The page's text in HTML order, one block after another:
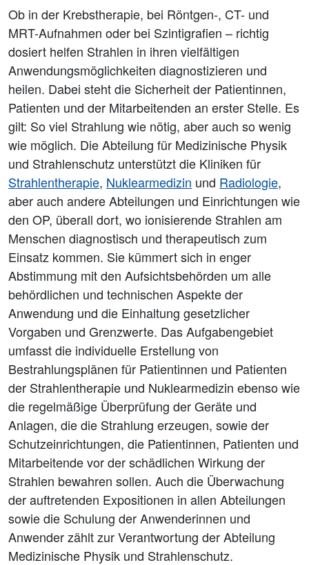
Ob in der Krebstherapie, bei Röntgen-, CT- und
MRT-Aufnahmen oder bei Szintigrafien – richtig
dosiert helfen Strahlen in ihren vielfältigen
Anwendungsmöglichkeiten diagnostizieren und
heilen. Dabei steht die Sicherheit der Patientinnen,
Patienten und der Mitarbeitenden an erster Stelle. Es
gilt: So viel Strahlung wie nötig, aber auch so wenig
wie möglich. Die Abteilung für Medizinische Physik
und Strahlenschutz unterstützt die Kliniken für
Strahlentherapie, Nuklearmedizin und Radiologie,
aber auch andere Abteilungen und Einrichtungen wie
den OP, überall dort, wo ionisierende Strahlen am
Menschen diagnostisch und therapeutisch zum
Einsatz kommen. Sie kümmert sich in enger
Abstimmung mit den Aufsichtsbehörden um alle
behördlichen und technischen Aspekte der
Anwendung und die Einhaltung gesetzlicher
Vorgaben und Grenzwerte. Das Aufgabengebiet
umfasst die individuelle Erstellung von
Bestrahlungsplänen für Patientinnen und Patienten
der Strahlentherapie und Nuklearmedizin ebenso wie
die regelmäßige Überprüfung der Geräte und
Anlagen, die die Strahlung erzeugen, sowie der
Schutzeinrichtungen, die Patientinnen, Patienten und
Mitarbeitende vor der schädlichen Wirkung der
Strahlen bewahren sollen. Auch die Überwachung
der auftretenden Expositionen in allen Abteilungen
sowie die Schulung der Anwenderinnen und
Anwender zählt zur Verantwortung der Abteilung
Medizinische Physik und Strahlenschutz.